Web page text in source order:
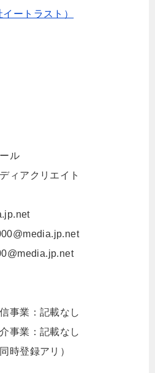
ートラスト）
ル
ィアクリエイト
事業：記載なし
事業：記載なし
時登録アリ）